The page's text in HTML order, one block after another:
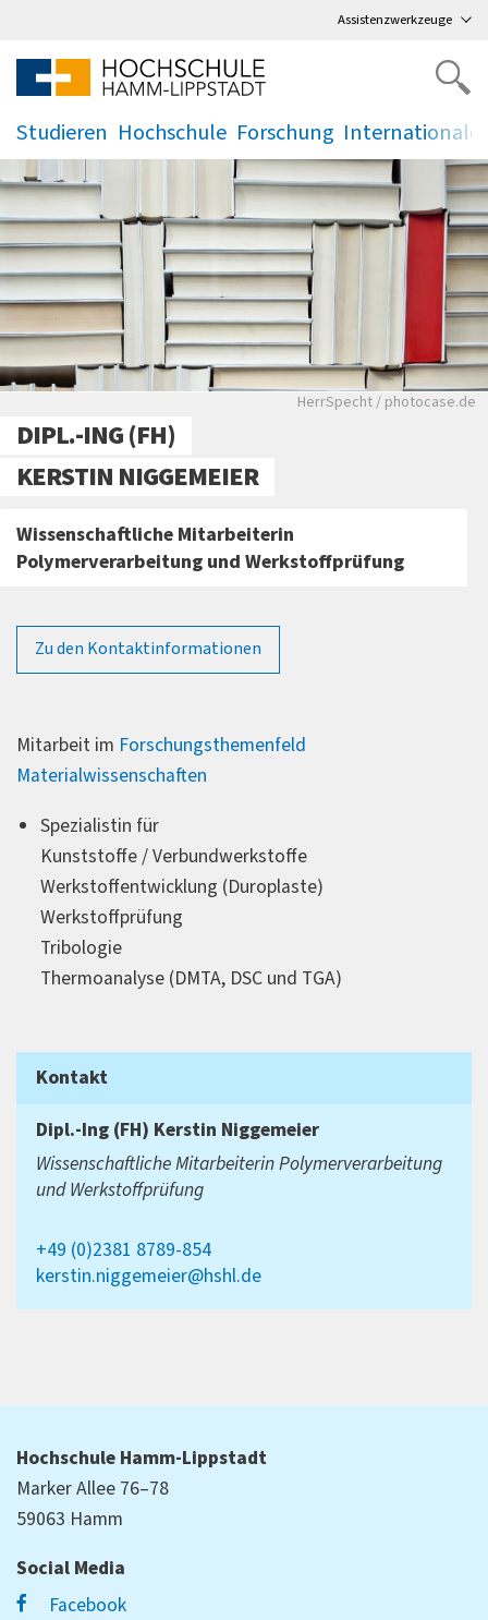
Assistenzwerkzeuge
Studieren
.
Hochschule
.
Forschung
. .
Bücher stehen in
HerrSpecht / photocase.de
DIPL.-ING (FH)
KERSTIN NIGGEMEIER
Wissenschaftliche Mitarbeiterin
Polymerverarbeitung und Werkstoffprüfung
Zu den Kontaktinformationen
Forschungsprofil
Mitarbeit im Forschungsthemenfeld
Materialwissenschaften
Spezialistin für
Kunststoffe / Verbundwerkstoffe
Werkstoffentwicklung (Duroplaste)
Werkstoffprüfung
Tribologie
Thermoanalyse (DMTA, DSC und TGA)
Kontakt
Dipl.-Ing (FH) Kerstin Niggemeier
Wissenschaftliche Mitarbeiterin Polymerverarbeitung
und Werkstoffprüfung
+49 (0)2381 8789-854
kerstin.niggemeier@hshl.de
Hochschule Hamm-Lippstadt
Marker Allee 76–78
59063 Hamm
Social Media
Facebook